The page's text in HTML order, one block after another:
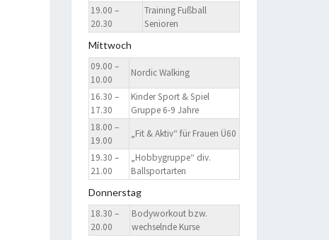
19.00 –
20.30
Training Fußball
Senioren
Mittwoch
09.00 –
10.00
Nordic Walking
16.30 –
17.30
Kinder Sport & Spiel
Gruppe 6-9 Jahre
18.00 –
19.00
„Fit & Aktiv“ für Frauen Ü60
19.30 –
21.00
„Hobbygruppe“ div.
Ballsportarten
Donnerstag
18.30 –
20.00
Bodyworkout bzw.
wechselnde Kurse